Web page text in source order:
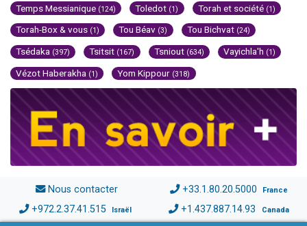
Temps Messianique (124) Toledot (1) Torah et société (1)
Torah-Box & vous (1) Tou Béav (3) Tou Bichvat (24)
Tsédaka (397) Tsitsit (167) Tsniout (634) Vayichla'h (1)
Vézot Haberakha (1) Yom Kippour (318)
Nous contacter +33.1.80.20.5000 France
+972.2.37.41.515 Israël +1.437.887.14.93 Canada